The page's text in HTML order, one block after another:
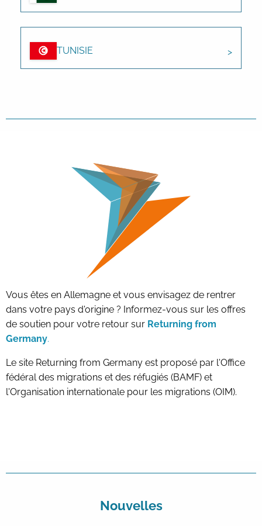
TUNISIE
Vous êtes en Allemagne et vous envisagez de rentrer
dans votre pays d'origine ? Informez-vous sur les offres
de soutien pour votre retour sur Returning from
Germany.
Le site Returning from Germany est proposé par l'Office
fédéral des migrations et des réfugiés (BAMF) et
l'Organisation internationale pour les migrations (OIM).
Nouvelles